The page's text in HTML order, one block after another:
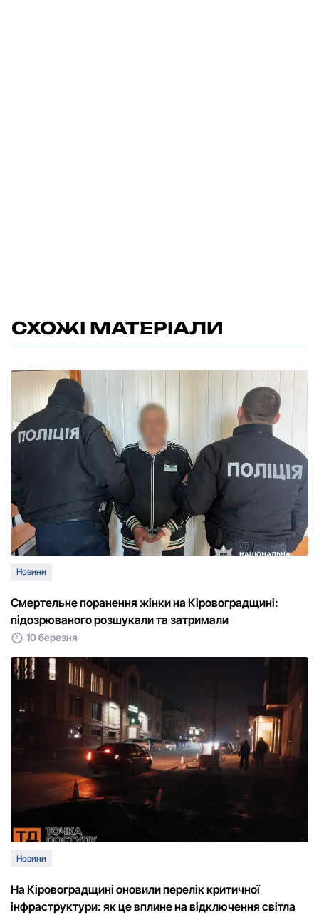
СХОЖІ МАТЕРІАЛИ
Новини
Смертельне поранення жінки на Кіровоградщині:
підозрюваного розшукали та затримали
10 березня
Новини
На Кіровоградщині оновили перелік критичної
інфраструктури: як це вплине на відключення світла